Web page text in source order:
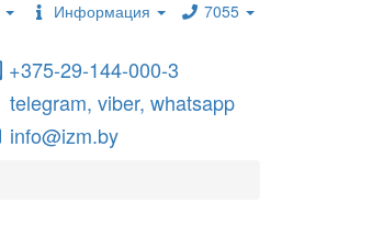
Информация 7055
+375-29-144-000-3
telegram, viber, whatsapp
info@izm.by